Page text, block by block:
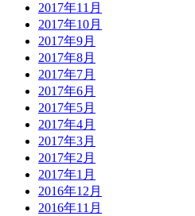
2017年11月
2017年10月
2017年9月
2017年8月
2017年7月
2017年6月
2017年5月
2017年4月
2017年3月
2017年2月
2017年1月
2016年12月
2016年11月